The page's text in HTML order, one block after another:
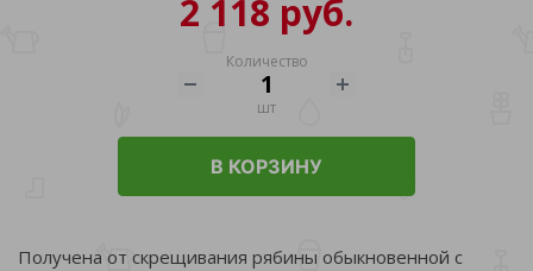
2 118 руб.
Количество
шт
В КОРЗИНУ
Получена от скрещивания рябины обыкновенной с